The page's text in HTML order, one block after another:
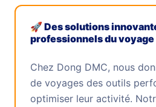
🚀 Des solutions
professionnels du voyage
Chez Dong DMC, nous
de voyages des outils
optimiser leur activité.